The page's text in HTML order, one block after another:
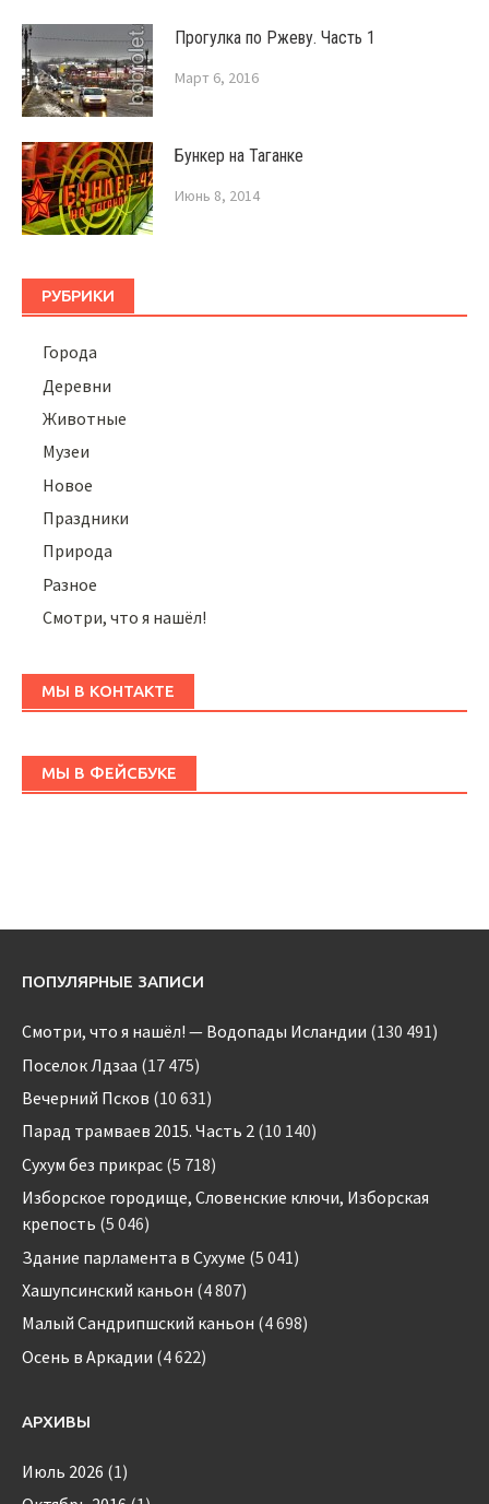
Прогулка по Ржеву. Часть 1
Март 6, 2016
Бункер на Таганке
Июнь 8, 2014
РУБРИКИ
Города
Деревни
Животные
Музеи
Новое
Праздники
Природа
Разное
Смотри, что я нашёл!
МЫ В КОНТАКТЕ
МЫ В ФЕЙСБУКЕ
ПОПУЛЯРНЫЕ ЗАПИСИ
Смотри, что я нашёл! — Водопады Исландии (130 491)
Поселок Лдзаа (17 475)
Вечерний Псков (10 631)
Парад трамваев 2015. Часть 2 (10 140)
Сухум без прикрас (5 718)
Изборское городище, Словенские ключи, Изборская
крепость (5 046)
Здание парламента в Сухуме (5 041)
Хашупсинский каньон (4 807)
Малый Сандрипшский каньон (4 698)
Осень в Аркадии (4 622)
АРХИВЫ
Июль 2026 (1)